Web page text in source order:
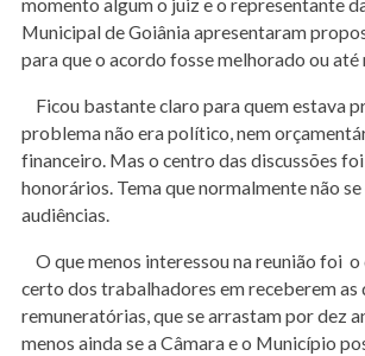
Municipal de Goiânia apresentaram
para que o acordo fosse melhorado ou
Ficou bastante claro para quem estava
problema não era político, nem
financeiro. Mas o centro das discussões
honorários. Tema que normalmente não
audiências.
O que menos interessou na reunião foi
certo dos trabalhadores em receberem as
remuneratórias, que se arrastam por dez
menos ainda se a Câmara e o Município